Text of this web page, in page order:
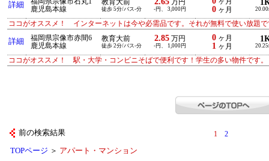
詳細
鹿児島本線
教育大前
徒歩 5分/バス-分
万円
-円、 3,000円 0 ヶ月
ココがオススメ！ インターネットは今や必需品です。それが無料で使い放題で
詳細
福岡県宗像市赤間6
鹿児島本線
教育大前
徒歩 2分/バス-分
2.85 万円
-円、 1,000円
0 ヶ月
1 ヶ月
ココがオススメ！ 駅・大学・コンビニそばで便利です！学生の多い物件です。
前の検索結果 1 2
TOPページ ＞ アパート・マンション